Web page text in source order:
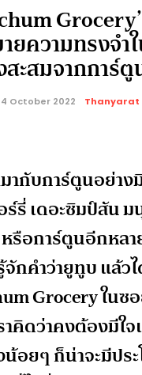
ยความทรงจำ
ะสมจากการ์
October 2022 Thanyarat
ากับการ์ตูนอย่าง
ร์รี่ เดอะซิมป์สัน
รือการ์ตูนอีกหล
จักคำว่ายูทูบ แล้ว
Grocery ใน
าคิดว่าคงต้องมี
อยๆ ก็น่าจะมีปร